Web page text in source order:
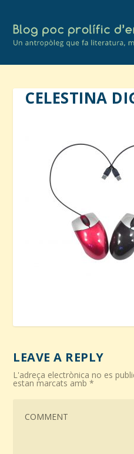
CELESTINA
LEAVE A REPLY
L'adreça electrònica no es
estan marcats amb*